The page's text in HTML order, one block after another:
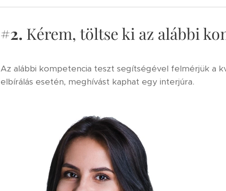
#2. Kérem, töltse ki az alábbi
Az alábbi kompetencia teszt segítségével felmérjük a
elbírálás esetén, meghívást kaphat egy interjúra.